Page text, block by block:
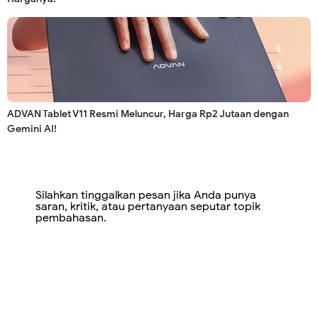
ADVAN Tablet V11 Resmi Meluncur, Harga Rp2 Jutaan dengan
Gemini AI!
Silahkan tinggalkan pesan jika Anda punya
saran, kritik, atau pertanyaan seputar topik
pembahasan.